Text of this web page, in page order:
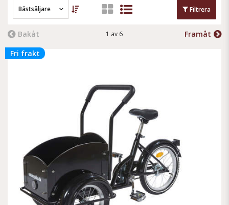
Bästsäljare Filtrera
Bakåt 1 av 6
Framåt
Fri frakt